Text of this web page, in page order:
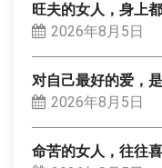
旺夫的女人，身上
2026年8月5日
对自己最好的爱，
2026年8月5日
命苦的女人，往往